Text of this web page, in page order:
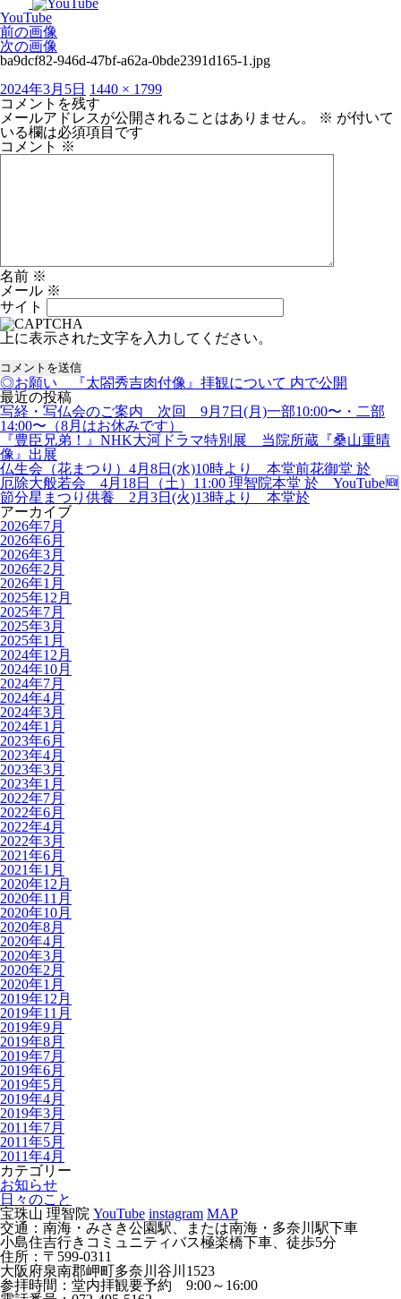
YouTube
前の画像
次の画像
ba9dcf82-946d-47bf-a62a-0bde2391d165-1.jpg
投
稿
日:
2024年3月5日 フ
ル
サ
イ
1440 × 1799
コメントを残す
メールアドレスが公開されることはありません。
※ が付いて
いる欄は必須項目です
コメント ※
名前 ※
メール ※
サイト
上に表示された文字を入力してください。
投
稿
ナ
ビ
ゲ
ー
シ
ョ
ン
◎お願い 『太閤秀吉肉付像』拝観について 内で公開
最近の投稿
写経・写仏会のご案内 次回 9月7日(月)一部10:00〜・二部
14:00〜（8月はお休みです）
『豊臣兄弟！』NHK大河ドラマ特別展 当院所蔵『桑山重晴
像』出展
仏生会（花まつり）4月8日(水)10時より 本堂前花御堂 於
厄除大般若会 4月18日（土）11:00 理智院本堂 於 YouTube🆕
節分星まつり供養 2月3日(火)13時より 本堂於
アーカイブ
2026年7月
2026年6月
2026年3月
2026年2月
2026年1月
2025年12月
2025年7月
2025年3月
2025年1月
2024年12月
2024年10月
2024年7月
2024年4月
2024年3月
2024年1月
2023年6月
2023年4月
2023年3月
2023年1月
2022年7月
2022年6月
2022年4月
2022年3月
2021年6月
2021年1月
2020年12月
2020年11月
2020年10月
2020年8月
2020年4月
2020年3月
2020年2月
2020年1月
2019年12月
2019年11月
2019年9月
2019年8月
2019年7月
2019年6月
2019年5月
2019年4月
2019年3月
2011年7月
2011年5月
2011年4月
カテゴリー
お知らせ
日々のこと
宝珠山 理智院 YouTube instagram MAP
交通：南海・みさき公園駅、または南海・多奈川駅下車
小島住吉行きコミュニティバス極楽橋下車、徒歩5分
住所：〒599-0311
大阪府泉南郡岬町多奈川谷川1523
参拝時間：堂内拝観要予約 9:00～16:00